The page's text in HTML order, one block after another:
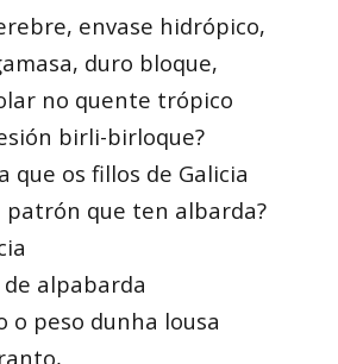
envase hidrópico,
duro bloque,
no quente trópico
birli-birloque?
que os fillos de Galicia
patrón que ten albarda?
alpabarda
o peso dunha lousa